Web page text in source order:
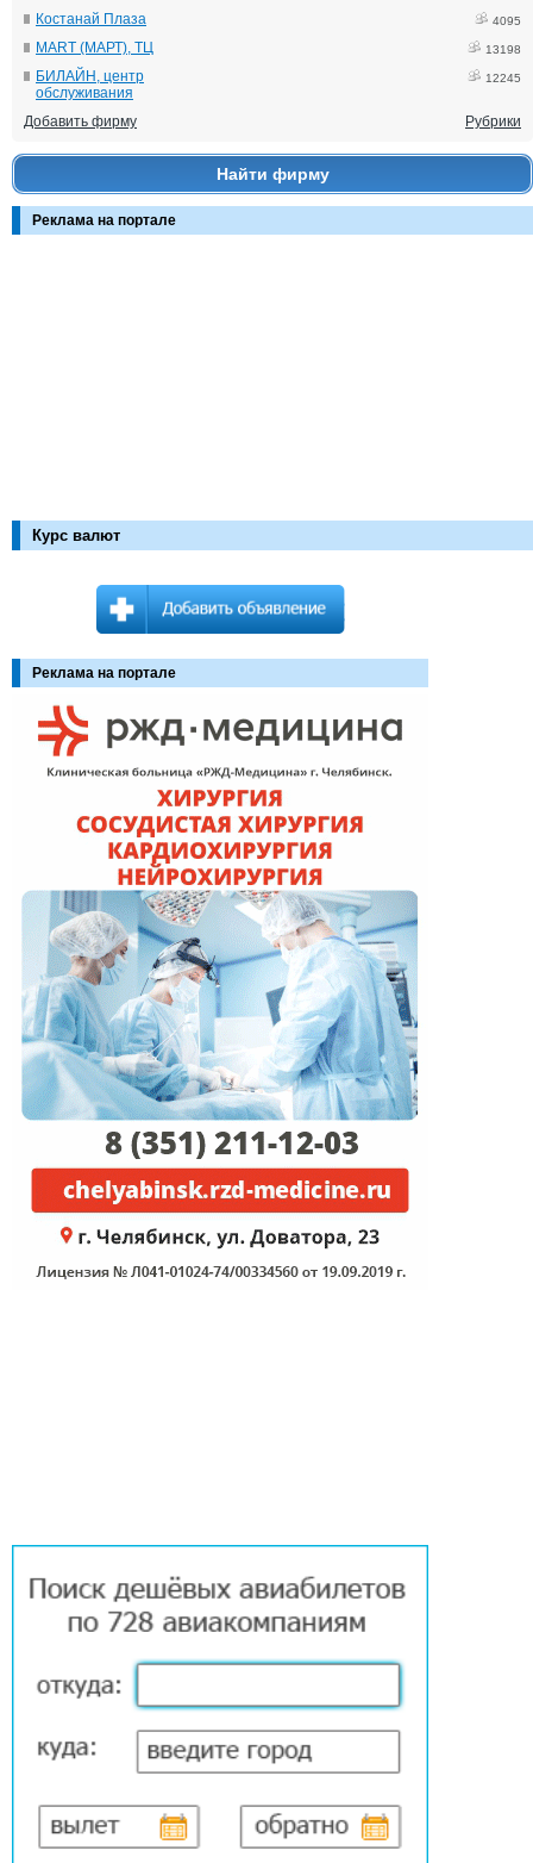
Костанай Плаза 4095
MART (МАРТ), ТЦ 13198
БИЛАЙН, центр
обслуживания
12245
Добавить фирму Рубрики
Найти фирму
Реклама на портале
Курс валют
Реклама на портале